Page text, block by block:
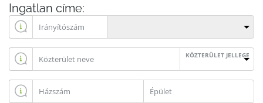
Ingatlan címe:
KÖZTERÜLET JELLEGE